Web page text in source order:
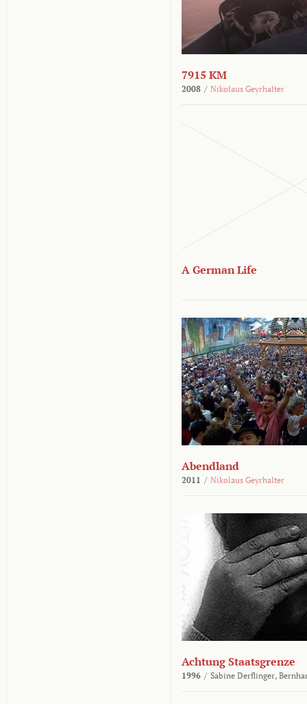
7915 KM
2008 / Nikolaus Geyrhalter
A German Life
Abendland
2011 / Nikolaus Geyrhalter
Achtung Staatsgrenze
1996 / Sabine Derflinger,